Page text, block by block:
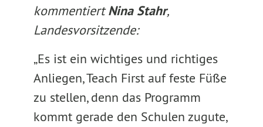
kommentiertNina Stahr,
Landesvorsitzende:
„Es ist ein wichtiges und richtiges
Anliegen, Teach First auf feste Füße
zu stellen, denn das Programm
kommt gerade den Schulen zugute,